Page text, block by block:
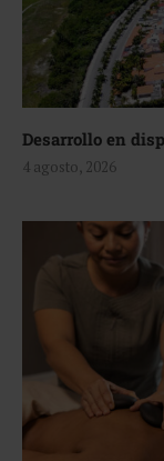
Desarrollo en
4 agosto, 2026